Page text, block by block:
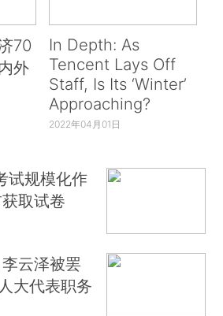
70
外
In Depth: As
Tencent Lays Off
Staff, Is Its ‘Winter’
Approaching?
2022年04月01日
试规模化作
取试卷
云泽被罢
大代表职务